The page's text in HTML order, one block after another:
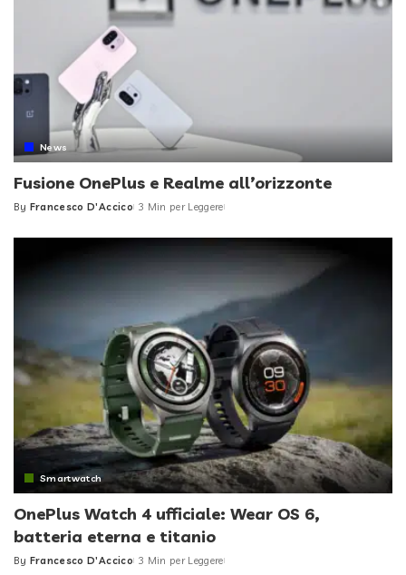
News
Fusione OnePlus e Realme all’orizzonte
Posted
By Francesco D'Accico 3 Min per Leggere
Smartwatch
OnePlus Watch 4 ufficiale: Wear OS 6,
batteria eterna e titanio
Posted
By Francesco D'Accico 3 Min per Leggere